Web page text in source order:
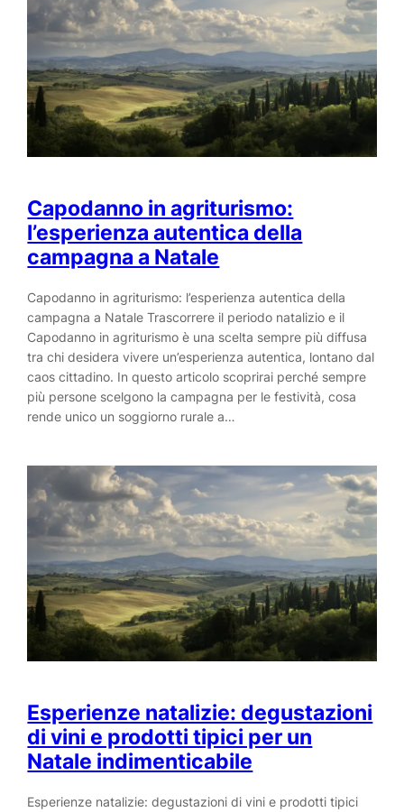
Capodanno in agriturismo:
l’esperienza autentica della
campagna a Natale
Capodanno in agriturismo: l’esperienza autentica della
campagna a Natale Trascorrere il periodo natalizio e il
Capodanno in agriturismo è una scelta sempre più diffusa
tra chi desidera vivere un’esperienza autentica, lontano dal
caos cittadino. In questo articolo scoprirai perché sempre
più persone scelgono la campagna per le festività, cosa
rende unico un soggiorno rurale a…
Esperienze natalizie: degustazioni
di vini e prodotti tipici per un
Natale indimenticabile
Esperienze natalizie: degustazioni di vini e prodotti tipici